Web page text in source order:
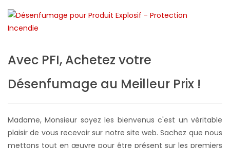
Avec PFI, Achetez votre
Désenfumage au Meilleur Prix !
Madame, Monsieur soyez les bienvenus c'est un véritable
plaisir de vous recevoir sur notre site web. Sachez que nous
mettons tout en œuvre pour être présent sur les premiers